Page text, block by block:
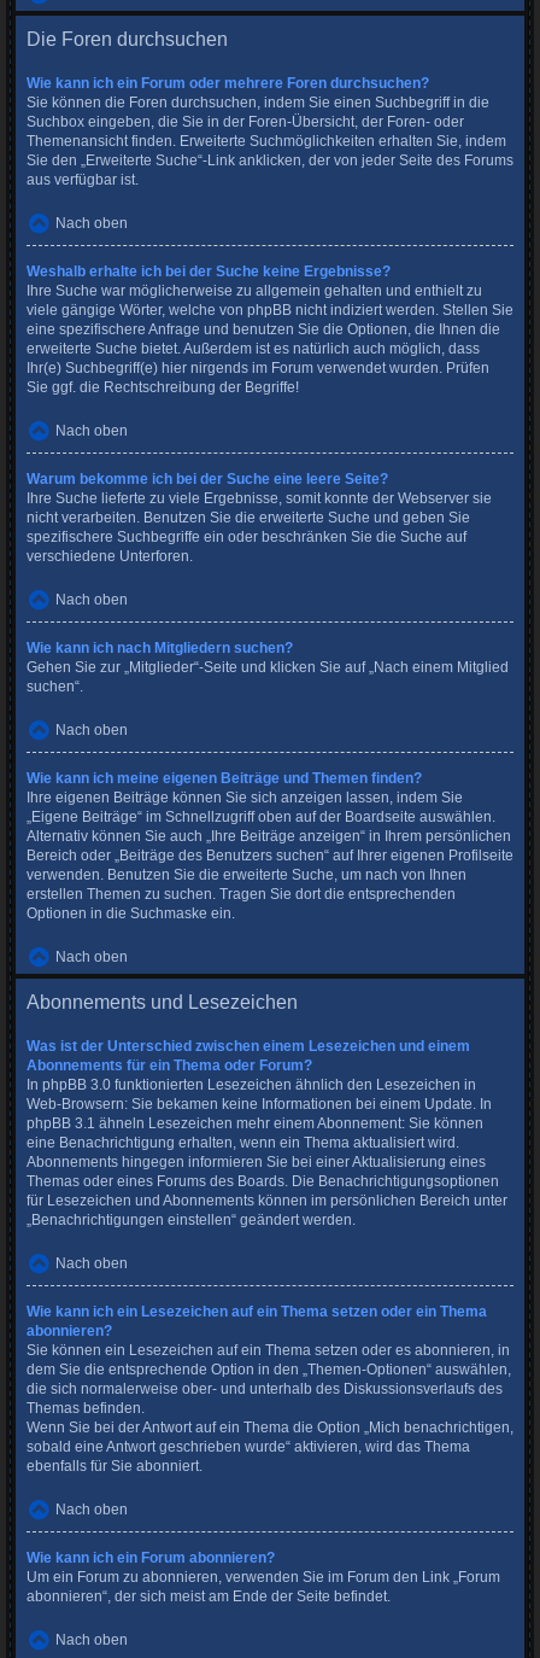
Die Foren durchsuchen
Wie kann ich ein Forum oder mehrere Foren durchsuchen?
Sie können die Foren durchsuchen, indem Sie einen Suchbegriff in die
Suchbox eingeben, die Sie in der Foren-Übersicht, der Foren- oder
Themenansicht finden. Erweiterte Suchmöglichkeiten erhalten Sie, indem
Sie den „Erweiterte Suche“-Link anklicken, der von jeder Seite des Forums
aus verfügbar ist.
Nach oben
Weshalb erhalte ich bei der Suche keine Ergebnisse?
Ihre Suche war möglicherweise zu allgemein gehalten und enthielt zu
viele gängige Wörter, welche von phpBB nicht indiziert werden. Stellen Sie
eine spezifischere Anfrage und benutzen Sie die Optionen, die Ihnen die
erweiterte Suche bietet. Außerdem ist es natürlich auch möglich, dass
Ihr(e) Suchbegriff(e) hier nirgends im Forum verwendet wurden. Prüfen
Sie ggf. die Rechtschreibung der Begriffe!
Nach oben
Warum bekomme ich bei der Suche eine leere Seite?
Ihre Suche lieferte zu viele Ergebnisse, somit konnte der Webserver sie
nicht verarbeiten. Benutzen Sie die erweiterte Suche und geben Sie
spezifischere Suchbegriffe ein oder beschränken Sie die Suche auf
verschiedene Unterforen.
Nach oben
Wie kann ich nach Mitgliedern suchen?
Gehen Sie zur „Mitglieder“-Seite und klicken Sie auf „Nach einem Mitglied
suchen“.
Nach oben
Wie kann ich meine eigenen Beiträge und Themen finden?
Ihre eigenen Beiträge können Sie sich anzeigen lassen, indem Sie
„Eigene Beiträge“ im Schnellzugriff oben auf der Boardseite auswählen.
Alternativ können Sie auch „Ihre Beiträge anzeigen“ in Ihrem persönlichen
Bereich oder „Beiträge des Benutzers suchen“ auf Ihrer eigenen Profilseite
verwenden. Benutzen Sie die erweiterte Suche, um nach von Ihnen
erstellen Themen zu suchen. Tragen Sie dort die entsprechenden
Optionen in die Suchmaske ein.
Nach oben
Abonnements und Lesezeichen
Was ist der Unterschied zwischen einem Lesezeichen und einem
Abonnements für ein Thema oder Forum?
In phpBB 3.0 funktionierten Lesezeichen ähnlich den Lesezeichen in
Web-Browsern: Sie bekamen keine Informationen bei einem Update. In
phpBB 3.1 ähneln Lesezeichen mehr einem Abonnement: Sie können
eine Benachrichtigung erhalten, wenn ein Thema aktualisiert wird.
Abonnements hingegen informieren Sie bei einer Aktualisierung eines
Themas oder eines Forums des Boards. Die Benachrichtigungsoptionen
für Lesezeichen und Abonnements können im persönlichen Bereich unter
„Benachrichtigungen einstellen“ geändert werden.
Nach oben
Wie kann ich ein Lesezeichen auf ein Thema setzen oder ein Thema
abonnieren?
Sie können ein Lesezeichen auf ein Thema setzen oder es abonnieren, in
dem Sie die entsprechende Option in den „Themen-Optionen“ auswählen,
die sich normalerweise ober- und unterhalb des Diskussionsverlaufs des
Themas befinden.
Wenn Sie bei der Antwort auf ein Thema die Option „Mich benachrichtigen,
sobald eine Antwort geschrieben wurde“ aktivieren, wird das Thema
ebenfalls für Sie abonniert.
Nach oben
Wie kann ich ein Forum abonnieren?
Um ein Forum zu abonnieren, verwenden Sie im Forum den Link „Forum
abonnieren“, der sich meist am Ende der Seite befindet.
Nach oben